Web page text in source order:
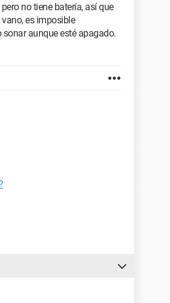
no tiene batería, así que
es imposible
aunque esté apagado.